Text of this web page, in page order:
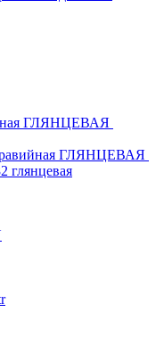
ГЛЯНЦЕВАЯ
ГЛЯНЦЕВАЯ